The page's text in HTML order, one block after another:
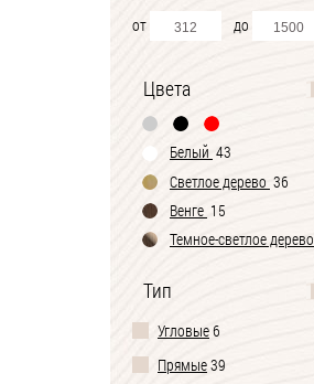
от до
Цвета
Белый 43
Светлое дерево 36
Венге 15
Темное-cветлое дерево
Тип
Угловые6
Прямые39